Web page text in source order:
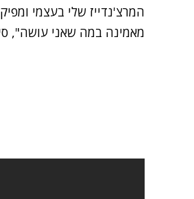
המרצ'נדייז שלי בעצמי
מאמינה במה שאני עושה",